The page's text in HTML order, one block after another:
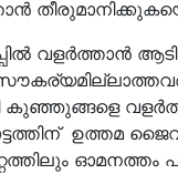
വളര്‍ത്താന്‍
കുഞ്ഞുങ്ങളെ
ഉത്തമ
ഓമനത്തം